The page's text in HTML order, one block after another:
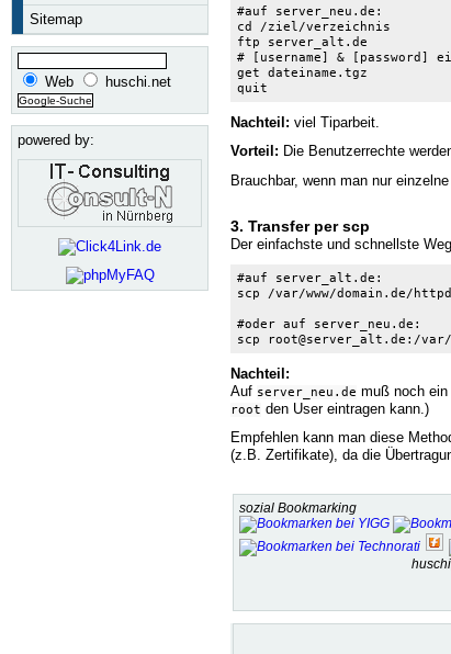
Sitemap
Web huschi.net
powered by:
#auf server_neu.de:
cd /ziel/verzeichnis
ftp server_alt.de
# [username] & [password]
get dateiname.tgz
quit
Nachteil: viel Tiparbeit.
Vorteil: Die Benutzerrechte
Brauchbar, wenn man nur
3. Transfer per scp
Der einfachste und schnellste
#auf server_alt.de:
scp /var/www/domain.de/
#oder auf server_neu.de:
scp root@server_alt.de:/var/
Nachteil:
Auf server_neu.de muß noch ein
root den User eintragen kann.)
Empfehlen kann man diese
(z.B. Zertifikate), da die
sozial Bookmarking